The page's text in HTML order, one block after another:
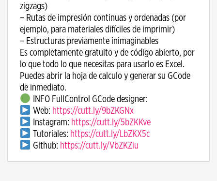
zigzags)
– Rutas de impresión continuas y ordenadas (por
ejemplo, para materiales difíciles de imprimir)
– Estructuras previamente inimaginables
Es completamente gratuito y de código abierto, por
lo que todo lo que necesitas para usarlo es Excel.
Puedes abrir la hoja de calculo y generar su GCode
de inmediato.
INFO FullControl GCode designer:
Web: https://cutt.ly/9bZKGNx
Instagram: https://cutt.ly/5bZKKve
Tutoriales: https://cutt.ly/LbZKX5c
Github: https://cutt.ly/VbZKZiu